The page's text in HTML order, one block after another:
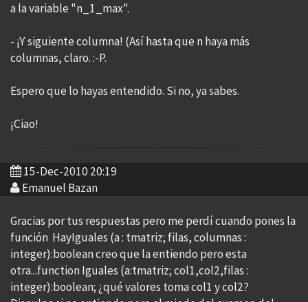
a la variable "n_1_max".
- ¡Y siguiente columna! (Así hasta que n haya más
columnas, claro. :-P.
Espero que lo hayas entendido. Si no, ya sabes.
¡Ciao!
15-Dec-2010 20:19
Emanuel Bazan
Gracias por tus respuestas pero me perdí cuando pones la
función HayIguales (a : tmatriz; filas, columnas :
integer):boolean creo que la entiendo pero esta
otra...function Iguales (a:tmatriz; col1,col2,filas :
integer):boolean; ¿qué valores toma col1 y col2?